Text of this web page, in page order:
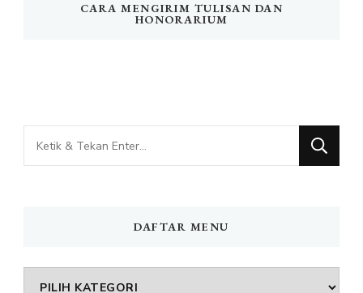
CARA MENGIRIM TULISAN DAN
HONORARIUM
Mencari
Sesuatu?
DAFTAR MENU
DAFTAR